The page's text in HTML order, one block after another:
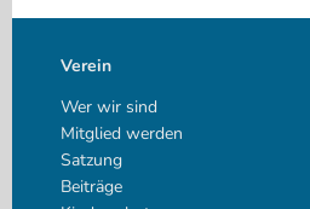
Verein
Wer wir sind
Mitglied werden
Satzung
Beiträge